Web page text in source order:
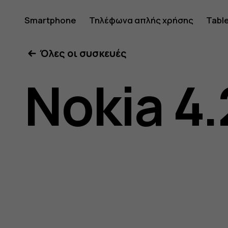
Οδηγίες
χρήσης
Nokia
Smartphone Τηλέφωνα απλής χρήσης
Όλες οι συσκευές
Nokia